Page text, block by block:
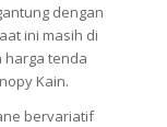
dengan
ini masih di
harga tenda
Kain.
bervariatif